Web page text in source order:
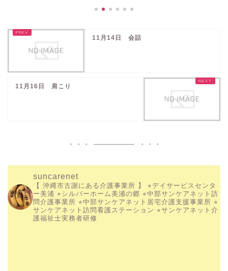
11月14日 会話
11月16日 肩こり
suncarenet
【 沖縄市古謝にある介護事業所 】
⭐︎デイサービスセンタ
ー美浦 ⭐︎シルバーホーム美浦の郷 ⭐︎中部サンケアネット訪
問介護事業所 ⭐︎中部サンケアネット居宅介護支援事業所 ⭐︎
サンケアネット訪問看護ステーション ⭐︎サンケアネット介
護福祉士実務者研修